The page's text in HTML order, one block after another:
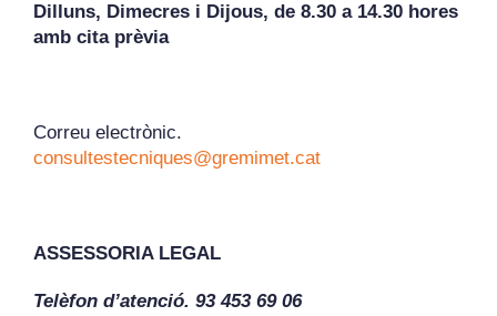
Dilluns, Dimecres i Dijous, de 8.30 a 14.30 hores
amb cita prèvia
Correu electrònic.
consultestecniques@gremimet.cat
ASSESSORIA LEGAL
Telèfon d’atenció. 93 453 69 06